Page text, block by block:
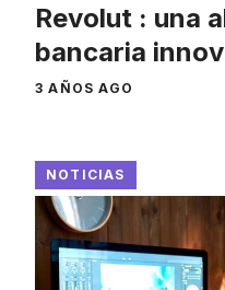
Revolut : una
bancaria
3 AÑOS AGO
NOTICIAS